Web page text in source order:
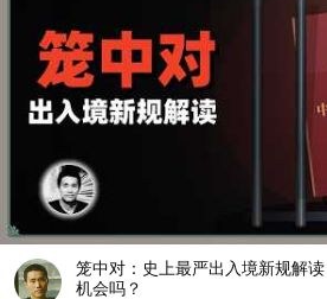
笼中对：史上最严出入境新规解
机会吗？